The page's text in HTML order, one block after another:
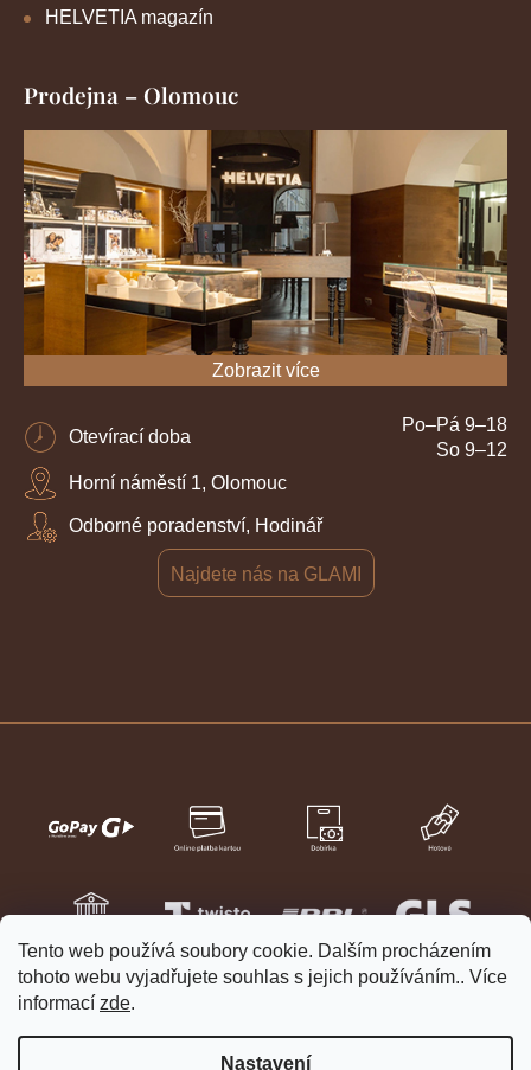
Tento web používá soubory cookie. Dalším procházením
tohoto webu vyjadřujete souhlas s jejich používáním.. Více
informací zde.
Nastavení
HELVETIA magazín
Prodejna – Olomouc
Zobrazit více
Otevírací doba
Po–Pá 9–18
So 9–12
Horní náměstí 1, Olomouc
Odborné poradenství, Hodinář
Najdete nás na GLAMI